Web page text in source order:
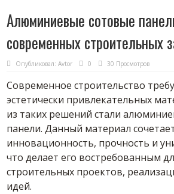
Алюминиевые сотовые
современных строительных
Опубликовал:Avtor 0 30 Просмотров
Современное строительство
эстетически привлекательных
из таких решений стали
панели. Данный материал
инновационность, прочность и
что делает его востребованным
строительных проектов,
идей.